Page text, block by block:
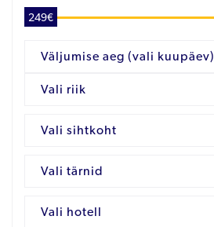
249€
Väljumise aeg (vali kuupäev)
Vali riik
Vali sihtkoht
Vali tärnid
Vali hotell